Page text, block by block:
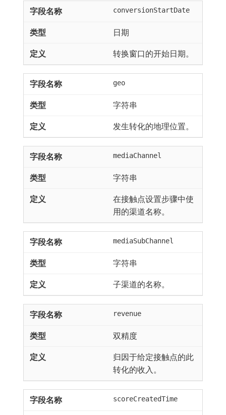
conversionStartDate
日期
转换窗口的开始日期。
geo
字符串
发生转化的地理位置。
mediaChannel
字符串
在接触点设置步骤中使
用的渠道名称。
mediaSubChannel
字符串
子渠道的名称。
revenue
双精度
归因于给定接触点的此
转化的收入。
scoreCreatedTime